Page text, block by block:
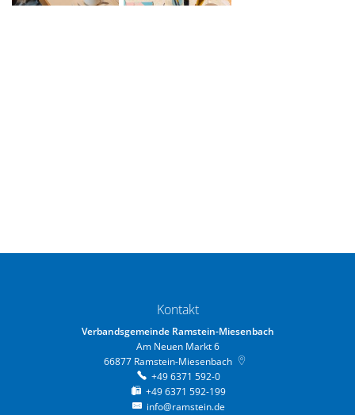
Kontakt
Verbandsgemeinde Ramstein-Miesenbach
Am Neuen Markt 6
66877 Ramstein-Miesenbach
+49 6371 592-0
+49 6371 592-199
info@ramstein.de